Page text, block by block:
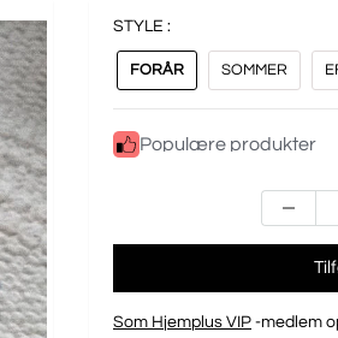
STYLE :
FORÅR SOMMER
Populære produkter
Som Hjemplus VIP -medlem